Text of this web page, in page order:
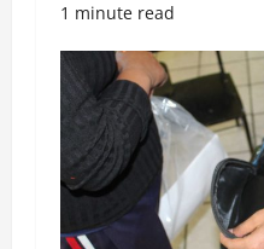
1 minute read